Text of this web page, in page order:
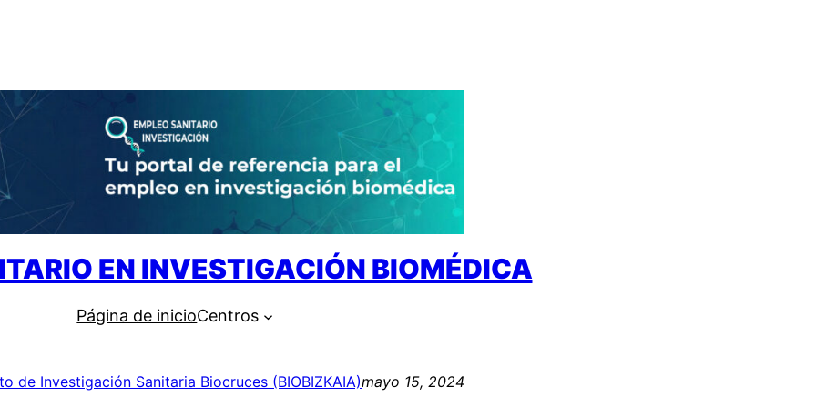
EN INVESTIGACIÓN BIOMÉDICA
Página de inicioCentros
de Investigación Sanitaria Biocruces (BIOBIZKAIA)mayo 15, 2024